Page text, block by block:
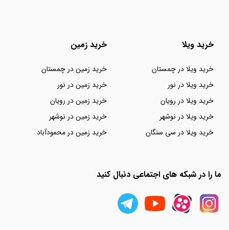
خرید ویلا
خرید ویلا در چمستان
خرید ویلا در نور
خرید ویلا در رویان
خرید ویلا در نوشهر
خرید ویلا در سی سنگان
خرید زمین
خرید زمین در چمستان
خرید زمین در نور
خرید زمین در رویان
خرید زمین در نوشهر
خرید زمین در محمودآباد
ما را در شبکه های اجتماعی دنبال کنید